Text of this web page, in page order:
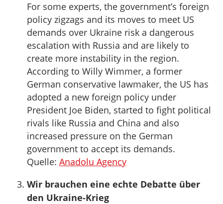
For some experts, the government’s foreign
policy zigzags and its moves to meet US
demands over Ukraine risk a dangerous
escalation with Russia and are likely to
create more instability in the region.
According to Willy Wimmer, a former
German conservative lawmaker, the US has
adopted a new foreign policy under
President Joe Biden, started to fight political
rivals like Russia and China and also
increased pressure on the German
government to accept its demands.
Quelle: Anadolu Agency
Wir brauchen eine echte Debatte über
den Ukraine-Krieg